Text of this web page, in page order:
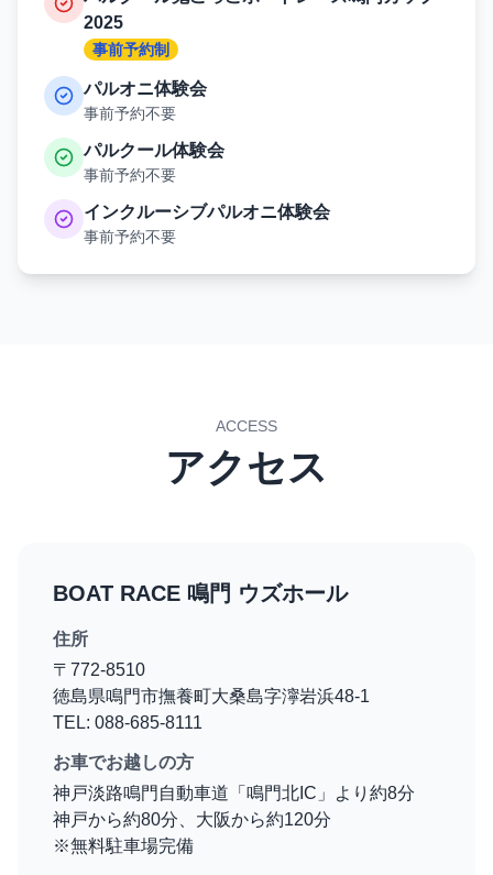
2025
事前予約制
パルオニ体験会
事前予約不要
パルクール体験会
事前予約不要
インクルーシブパルオニ体験会
事前予約不要
ACCESS
アクセス
BOAT RACE 鳴門 ウズホール
住所
〒772-8510
徳島県鳴門市撫養町大桑島字濘岩浜48-1
TEL: 088-685-8111
お車でお越しの方
神戸淡路鳴門自動車道「鳴門北IC」より約8分
神戸から約80分、大阪から約120分
※無料駐車場完備